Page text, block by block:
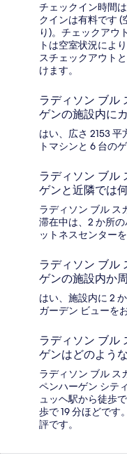
チェックイン時間
クインは有料です
り)。チェックアウ
トは空室状況によ
スチェックアウト
けます。
ラディソン ブル
ゲンの施設内に
はい、広さ 2153
トマシンと 6 台の
ラディソン ブル
ゲンと近隣では
ラディソン ブル ス
滞在中は、2 か所
ットネスセンター
ラディソン ブル
ゲンの施設内か
はい、施設内に 2
ガーデン ビューを
ラディソン ブル
ゲンはどのよう
ラディソン ブル ス
ペンハーゲン シテ
ュッヘ駅から徒歩
歩で 19 分ほどです
評です。